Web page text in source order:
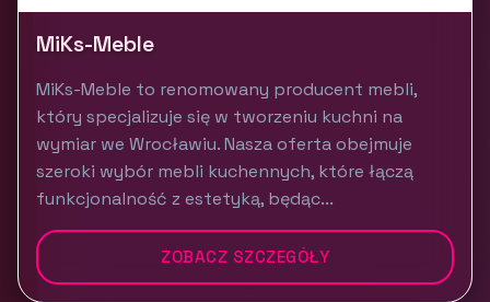
MiKs-Meble
MiKs-Meble to renomowany producent mebli,
który specjalizuje się w tworzeniu kuchni na
wymiar we Wrocławiu. Nasza oferta obejmuje
szeroki wybór mebli kuchennych, które łączą
funkcjonalność z estetyką, będąc...
ZOBACZ SZCZEGÓŁY